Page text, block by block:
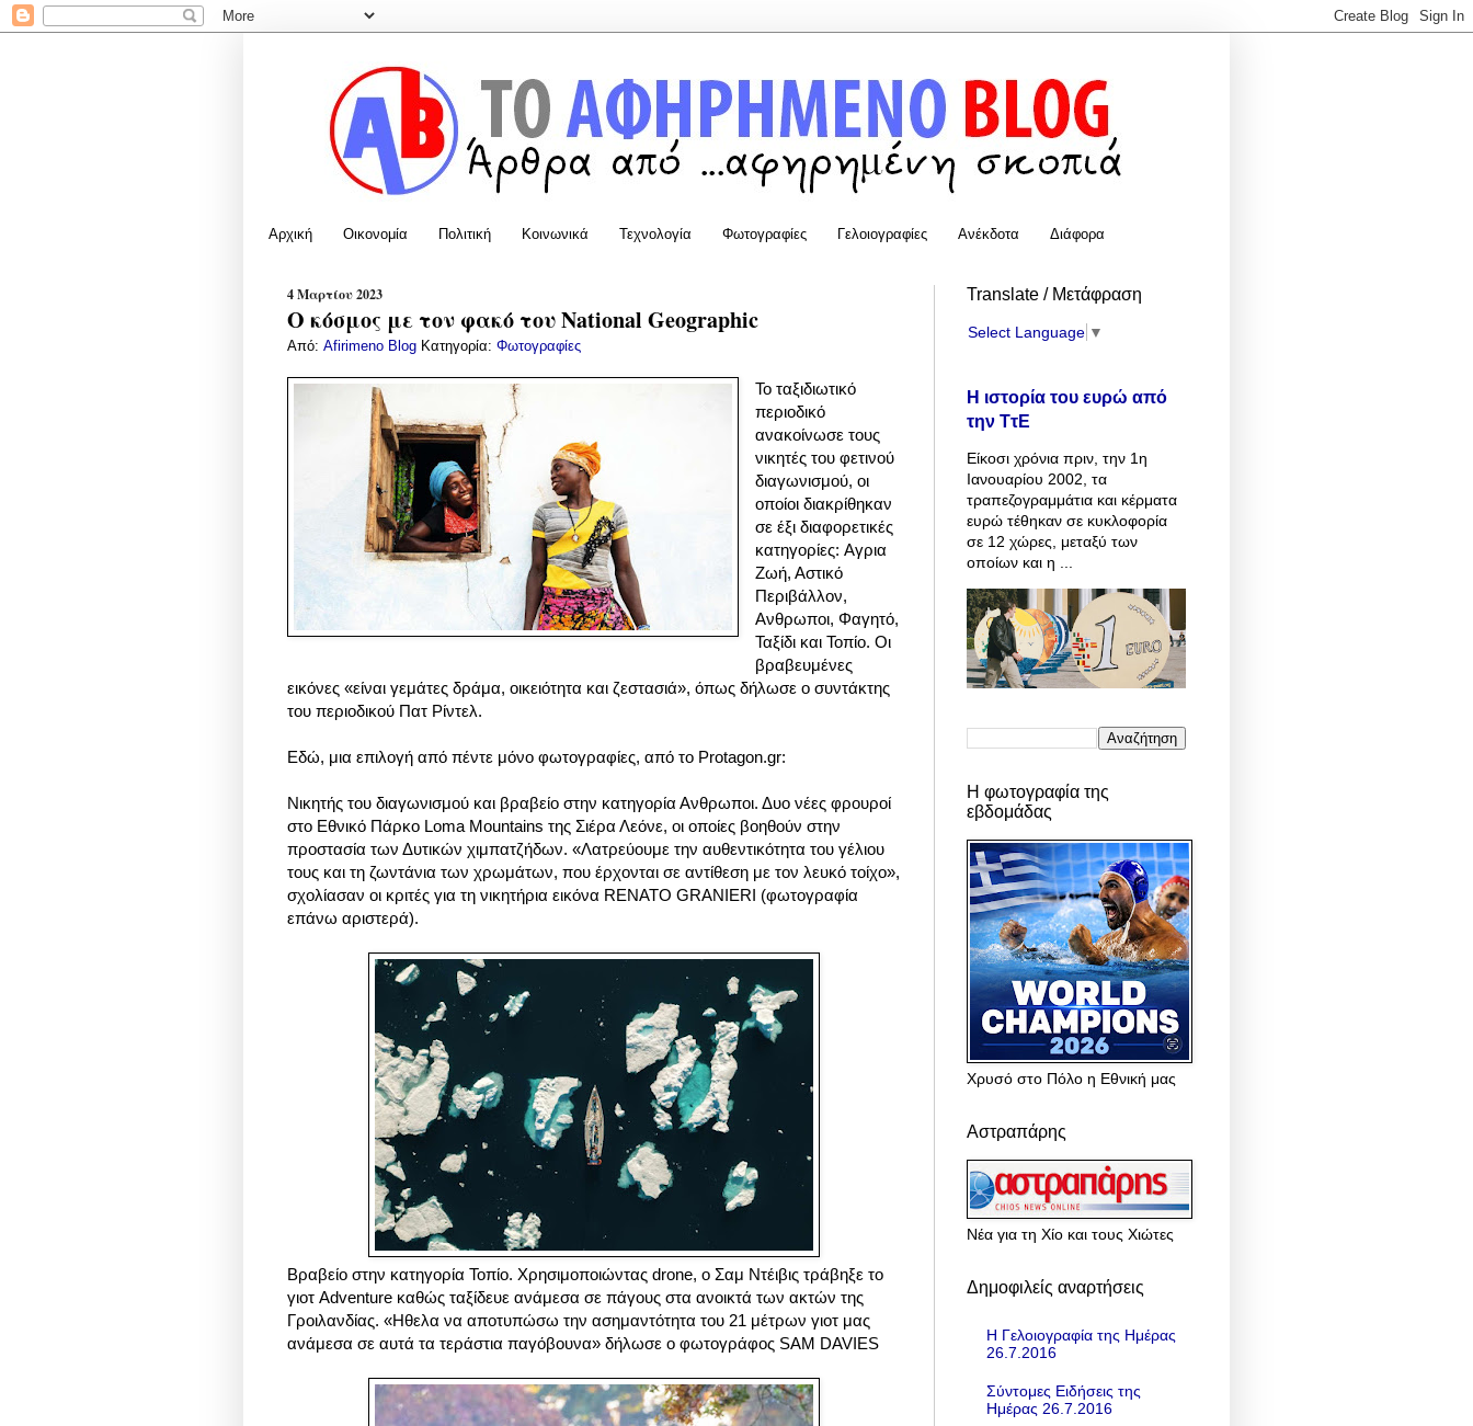
Αρχική Οικονομία Πολιτική Κοινωνικά Τεχνολογία Φωτογραφίες Γελοιογραφίες Ανέκδοτα Διάφορα
4 Μαρτίου 2023
Ο κόσμος με τον φακό του Νational Geographic
Από: Afirimeno Blog Κατηγορία: Φωτογραφίες
Το ταξιδιωτικό
περιοδικό
ανακοίνωσε τους
νικητές του φετινού
διαγωνισμού, οι
οποίοι διακρίθηκαν
σε έξι διαφορετικές
κατηγορίες: Aγρια
Ζωή, Αστικό
Περιβάλλον,
Ανθρωποι, Φαγητό,
Ταξίδι και Τοπίο. Οι
βραβευμένες
εικόνες «είναι γεμάτες δράμα, οικειότητα και ζεστασιά», όπως δήλωσε ο συντάκτης
του περιοδικού Πατ Ρίντελ.
Εδώ, μια επιλογή από πέντε μόνο φωτογραφίες, από το Protagon.gr:
Νικητής του διαγωνισμού και βραβείο στην κατηγορία Ανθρωποι. Δυο νέες φρουροί
στο Εθνικό Πάρκο Loma Mountains της Σιέρα Λεόνε, οι οποίες βοηθούν στην
προστασία των Δυτικών χιμπατζήδων. «Λατρεύουμε την αυθεντικότητα του γέλιου
τους και τη ζωντάνια των χρωμάτων, που έρχονται σε αντίθεση με τον λευκό τοίχο»,
σχολίασαν οι κριτές για τη νικητήρια εικόνα RENATO GRANIERI (φωτογραφία
επάνω αριστερά).
Βραβείο στην κατηγορία Τοπίο. Χρησιμοποιώντας drone, o Σαμ Ντέιβις τράβηξε το
γιοτ Adventure καθώς ταξίδευε ανάμεσα σε πάγους στα ανοικτά των ακτών της
Γροιλανδίας. «Ηθελα να αποτυπώσω την ασημαντότητα του 21 μέτρων γιοτ μας
ανάμεσα σε αυτά τα τεράστια παγόβουνα» δήλωσε ο φωτογράφος SAM DAVIES
Translate / Μετάφραση
Select Language ▼
Η ιστορία του ευρώ από
την ΤτΕ
Είκοσι χρόνια πριν, την 1η
Ιανουαρίου 2002, τα
τραπεζογραμμάτια και κέρματα
ευρώ τέθηκαν σε κυκλοφορία
σε 12 χώρες, μεταξύ των
οποίων και η ...
Η φωτογραφία της
εβδομάδας
Χρυσό στο Πόλο η Εθνική μας
Αστραπάρης
Νέα για τη Χίο και τους Χιώτες
Δημοφιλείς αναρτήσεις
Η Γελοιογραφία της Ημέρας
26.7.2016
Σύντομες Ειδήσεις της
Ημέρας 26.7.2016